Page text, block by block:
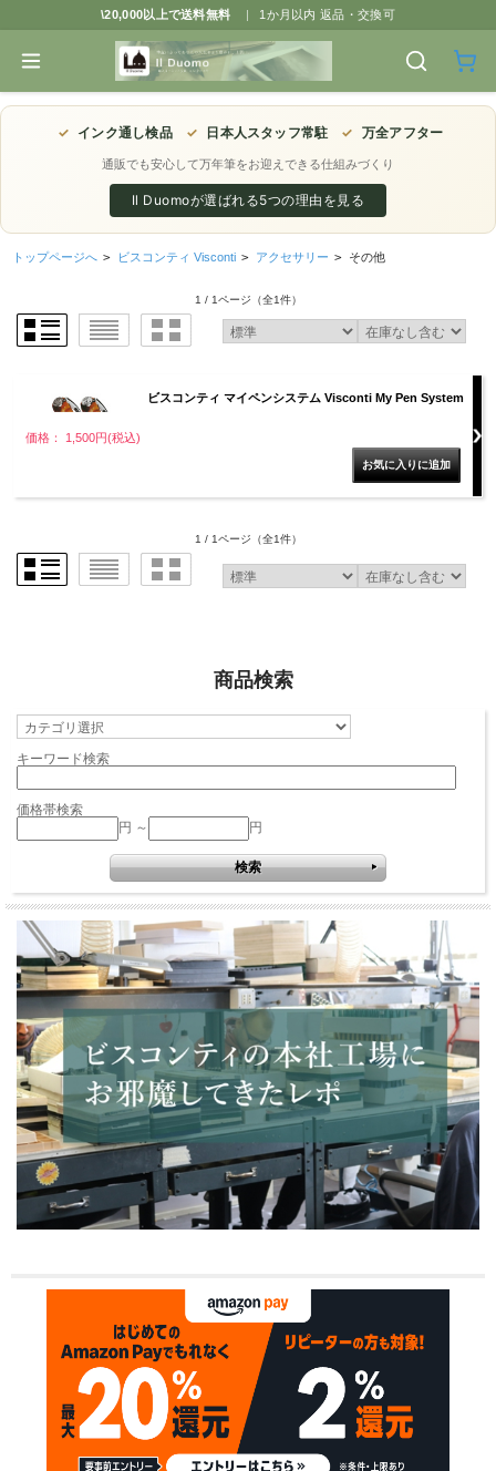
\20,000以上で送料無料 | 1か月以内 返品・交換可
✓ インク通し検品 ✓ 日本人スタッフ常駐 ✓ 万全アフター
通販でも安心して万年筆をお迎えできる仕組みづくり
Il Duomoが選ばれる5つの理由を見る
トップページへ > ビスコンティ Visconti > アクセサリー > その他
1 / 1ページ （全1件）
ビスコンティ マイペンシステム Visconti My Pen System
価格： 1,500円(税込)
1 / 1ページ （全1件）
商品検索
キーワード検索
価格帯検索
円 ～
円